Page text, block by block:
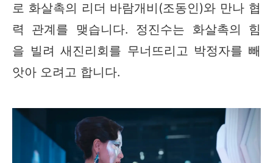
로 화살촉의 리더 바람개비(조동인)와 만나 협
력 관계를 맺습니다. 정진수는 화살촉의 힘
을 빌려 새진리회를 무너뜨리고 박정자를 빼
앗아 오려고 합니다.